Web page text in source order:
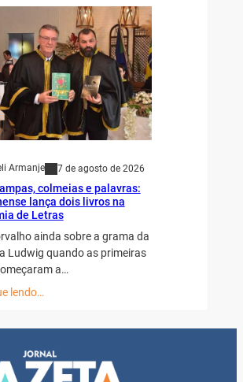
Armanje 7 de agosto de 2026
colmeias e palavras:
lança dois livros na
de Letras
ainda sobre a grama da
Ludwig quando as primeiras
a…
lendo…